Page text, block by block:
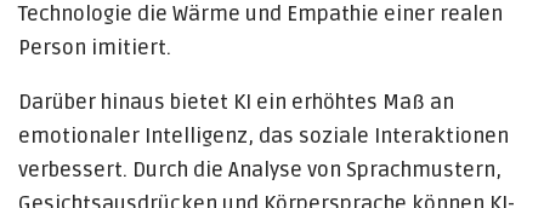
Technologie die Wärme und Empathie einer realen
Person imitiert.
Darüber hinaus bietet KI ein erhöhtes Maß an
emotionaler Intelligenz, das soziale Interaktionen
verbessert. Durch die Analyse von Sprachmustern,